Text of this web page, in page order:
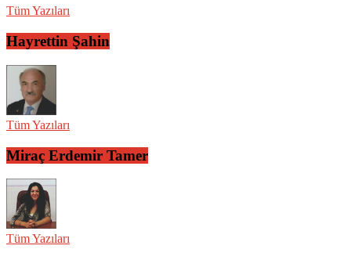
Tüm Yazıları
Hayrettin Şahin
Tüm Yazıları
Miraç Erdemir Tamer
Tüm Yazıları